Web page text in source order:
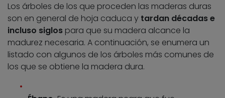
Los árboles de los que proceden las maderas duras
son en general de hoja caduca y tardan décadas e
incluso siglos para que su madera alcance la
madurez necesaria. A continuación, se enumera un
listado con algunos de los árboles más comunes de
los que se obtiene la madera dura.